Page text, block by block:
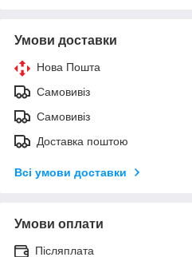
Умови доставки
Нова Пошта
Самовивіз
Самовивіз
Доставка поштою
Всі умови доставки
Умови оплати
Післяплата